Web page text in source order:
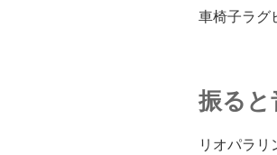
車椅子ラグ
振ると
リオパラリ